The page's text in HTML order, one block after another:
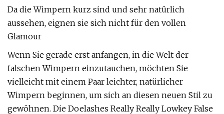
Da die Wimpern kurz sind und sehr natürlich
aussehen, eignen sie sich nicht für den vollen
Glamour
Wenn Sie gerade erst anfangen, in die Welt der
falschen Wimpern einzutauchen, möchten Sie
vielleicht mit einem Paar leichter, natürlicher
Wimpern beginnen, um sich an diesen neuen Stil zu
gewöhnen. Die Doelashes Really Really Lowkey False